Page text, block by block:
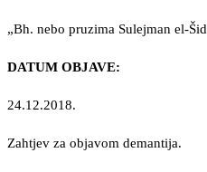
„Bh. nebo pruzima Sulejman el-
DATUM OBJAVE:
24.12.2018.
Zahtjev za objavom demantija.